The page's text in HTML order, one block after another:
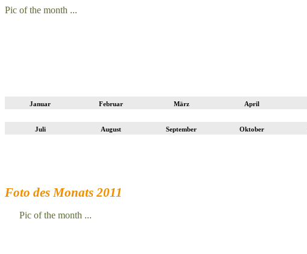
Pic of the month ...
Januar Februar März April
Juli August September Oktober
Foto des Monats 2011
Pic of the month ...